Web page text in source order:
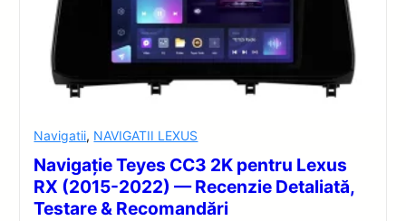
Navigatii, NAVIGATII LEXUS
Navigație Teyes CC3 2K pentru Lexus
RX (2015-2022) — Recenzie Detaliată,
Testare & Recomandări